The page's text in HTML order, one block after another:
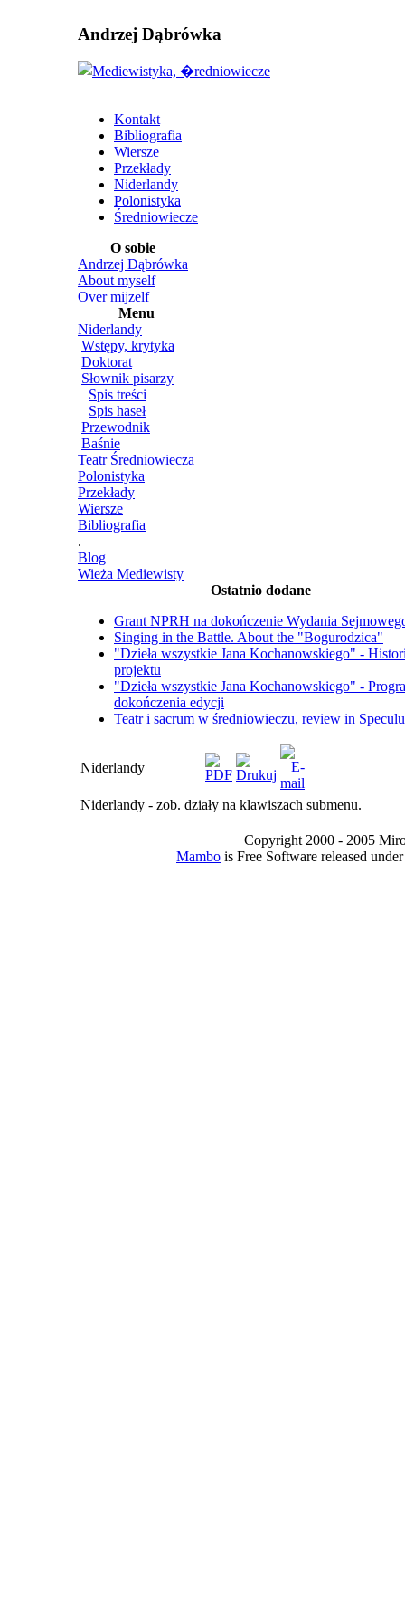
Andrzej Dąbrówka
Kontakt
Bibliografia
Wiersze
Przekłady
Niderlandy
Polonistyka
Średniowiecze
O sobie
Andrzej Dąbrówka
About myself
Over mijzelf
Menu
Niderlandy
Wstępy, krytyka
Doktorat
Słownik pisarzy
Spis treści
Spis haseł
Przewodnik
Baśnie
Teatr Średniowiecza
Polonistyka
Przekłady
Wiersze
Bibliografia
.
Blog
Wieża Mediewisty
Ostatnio dodane
Grant NPRH na dokończenie Wydania
Singing in the Battle. About the "Bogurodzica"
"Dzieła wszystkie Jana Kochanowskiego" -
projektu
"Dzieła wszystkie Jana Kochanowskiego" -
dokończenia edycji
Teatr i sacrum w średniowieczu, review in
Niderlandy
Niderlandy - zob. działy na klawiszach submenu.
Copyright 2000 - 2005
Mambo is Free Software released